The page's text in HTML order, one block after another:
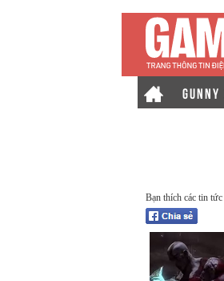
GUNNY
Bạn thích các tin